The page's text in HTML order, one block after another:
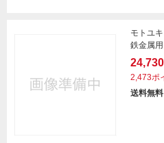
モトユ
鉄金属
2,473ポ
送料無料